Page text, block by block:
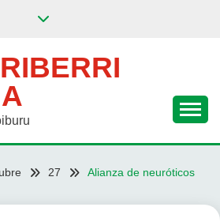
27 Alianza de neuróticos